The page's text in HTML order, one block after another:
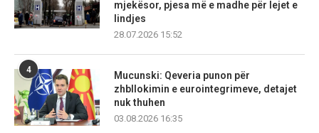
mjekësor, pjesa më e madhe për lejet e
lindjes
28.07.2026 15:52
4
Mucunski: Qeveria punon për
zhbllokimin e eurointegrimeve, detajet
nuk thuhen
03.08.2026 16:35